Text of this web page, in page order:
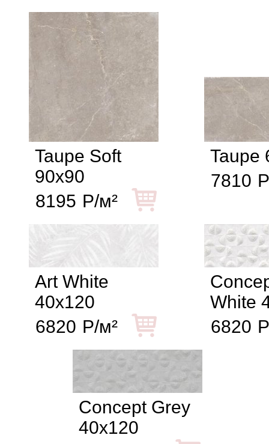
Taupe Soft
90x90
8195 Р/м²
Taupe
7810
Art White
40x120
6820 Р/м²
White
6820
Concept Grey
40x120